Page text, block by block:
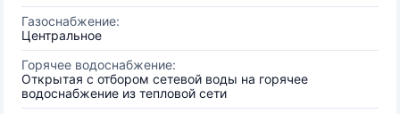
Газоснабжение:
Центральное
Горячее водоснабжение:
Открытая с отбором сетевой воды на горячее
водоснабжение из тепловой сети